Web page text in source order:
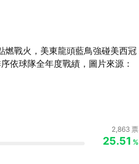
燃戰火，美東龍頭藍鳥強碰美西冠
依球隊全年度戰績，圖片來源：
2,863 票
25.51 %